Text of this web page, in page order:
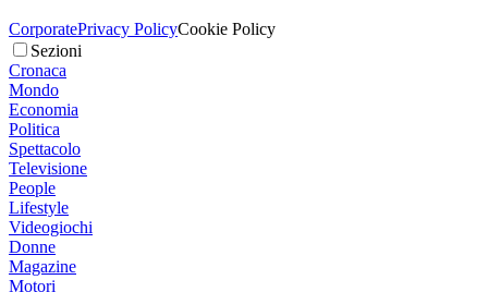
CorporatePrivacy PolicyCookie Policy
Sezioni
Cronaca
Mondo
Economia
Politica
Spettacolo
Televisione
People
Lifestyle
Videogiochi
Donne
Magazine
Motori